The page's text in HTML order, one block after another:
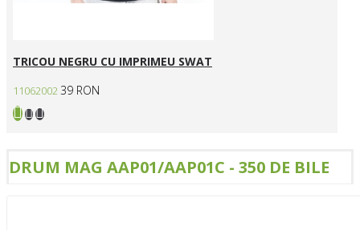
TRICOU NEGRU CU IMPRIMEU SWAT
11062002 39 RON
DRUM MAG AAP01/AAP01C - 350 DE BILE